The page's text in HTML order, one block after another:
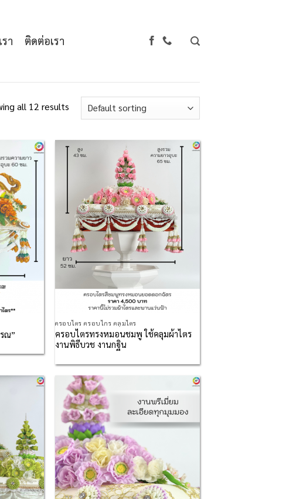
า ติดต่อเรา
all 12 results
Wishlist
ณ”
ครอบไตร ครอบไกร คลุมไตร
ครอบไตรทรงหมอนชมพู ใช้คลุมผ้าไตร
งานพิธีบวช งานกฐิน
Wishlist
Add to
Wishlist